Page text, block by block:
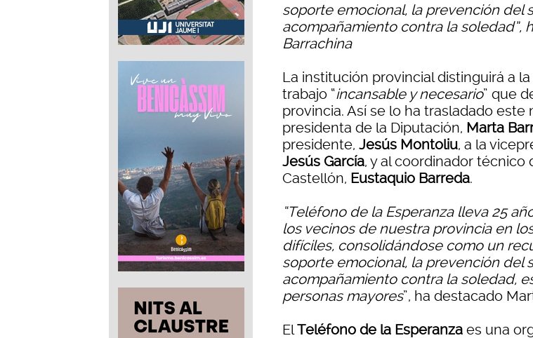
soporte emocional, la prevención del
acompañamiento contra la soledad”,
Barrachina
La institución provincial distinguirá a
trabajo “incansable y necesario” que
provincia. Así se lo ha trasladado este
presidenta de la Diputación, Marta
presidente, Jesús Montoliu, a la
Jesús García, y al coordinador técnico
Castellón, Eustaquio Barreda.
“Teléfono de la Esperanza lleva 25
los vecinos de nuestra provincia en
difíciles, consolidándose como un
soporte emocional, la prevención del
acompañamiento contra la soledad,
personas mayores”, ha destacado
ElTeléfono de la Esperanza es una